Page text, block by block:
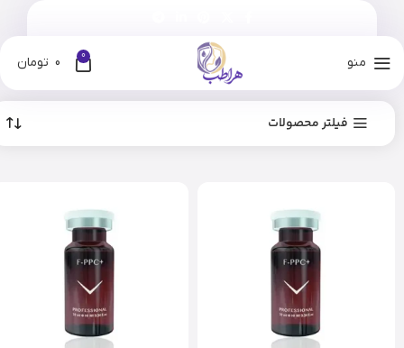
منو 0
0 تومان
فیلتر محصولات